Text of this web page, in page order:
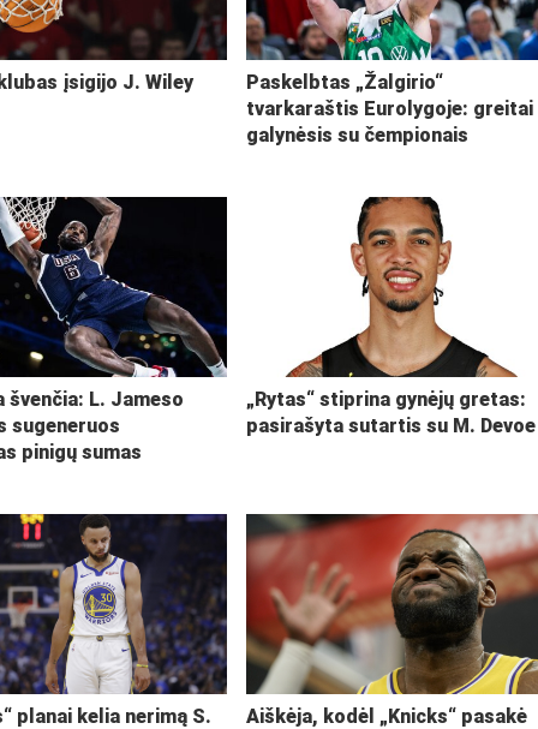
įsigijo J. Wiley
Paskelbtas „Žalgirio“
tvarkaraštis Eurolygoje: greitai
galynėsis su čempionais
švenčia: L. Jameso
sugeneruos
pinigų sumas
„Rytas“ stiprina gynėjų gretas:
pasirašyta sutartis su M. Devoe
planai kelia nerimą S.
Aiškėja, kodėl „Knicks“ pasakė